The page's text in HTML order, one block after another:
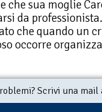
che sua moglie
da
che quando un
occorre
Scrivi una